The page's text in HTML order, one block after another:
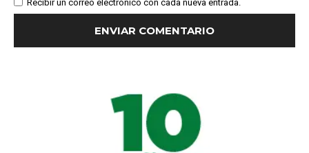
Recibir un correo electrónico con cada nueva entrada.